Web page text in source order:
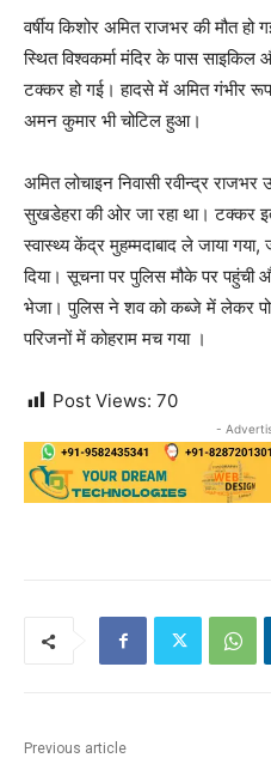
वर्षीय किशोर अमित राजभर की मौत
स्थित विश्वकर्मा मंदिर के पास
टक्कर हो गई। हादसे में अमित गंभीर
अमन कुमार भी चोटिल हुआ।
अमित लोचाइन निवासी रवीन्द्र
सुखडेहरा की ओर जा रहा था। टक्कर
स्वास्थ्य केंद्र मुहम्मदाबाद ले जाया
दिया। सूचना पर पुलिस मौके पर पहुंची
भेजा। पुलिस ने शव को कब्जे में लेकर
परिजनों में कोहराम मच गया ।
Post Views: 70
-
Previous article